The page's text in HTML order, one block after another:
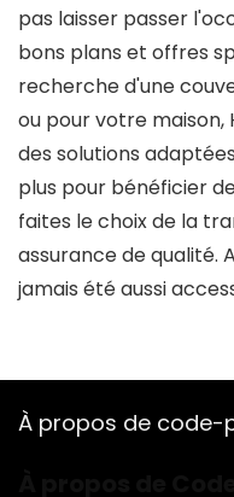
pas laisser passer
bons plans et offres
recherche d'une
ou pour votre maison,
des solutions
plus pour bénéficier
faites le choix de la
assurance de qualité.
jamais été aussi
À propos de code-